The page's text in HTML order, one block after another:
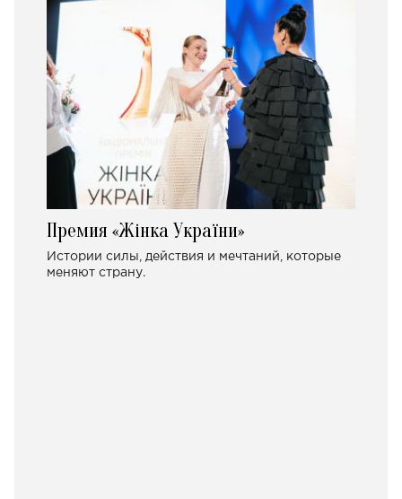
Премия «Жінка України»
Истории силы, действия и мечтаний, которые
меняют страну.